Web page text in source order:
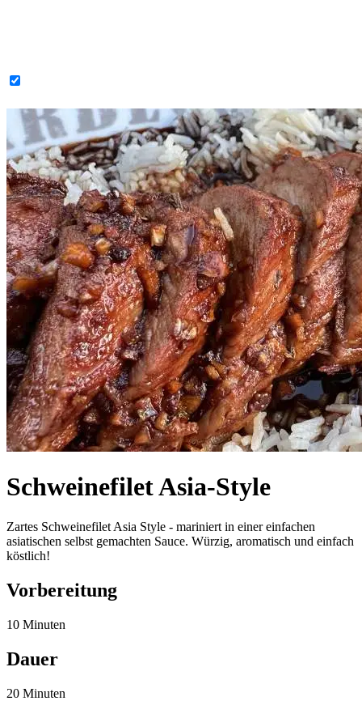
Schweinefilet Asia-Style
Zartes Schweinefilet Asia Style - mariniert in einer einfachen
asiatischen selbst gemachten Sauce. Würzig, aromatisch und einfach
köstlich!
Vorbereitung
10 Minuten
Dauer
20 Minuten